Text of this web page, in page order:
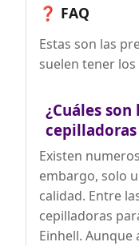
❓ FAQ
Estas son las
suelen tener los
¿Cuáles
Existen
embargo, solo
calidad. Entre
cepilladoras
Einhell.